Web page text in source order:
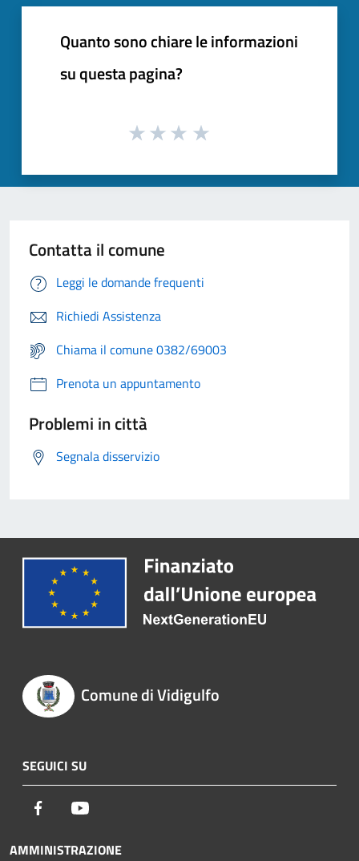
Quanto sono chiare le informazioni
su questa pagina?
Contatta il comune
Leggi le domande frequenti
Richiedi Assistenza
Chiama il comune 0382/69003
Prenota un appuntamento
Problemi in città
Segnala disservizio
Comune di Vidigulfo
SEGUICI SU
Facebook
AMMINISTRAZIONE